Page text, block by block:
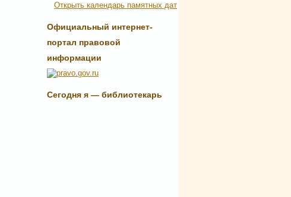
Открыть календарь памятных дат
Официальный интернет-
портал правовой
информации
Сегодня я — библиотекарь